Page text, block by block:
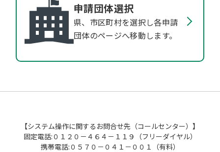
申請団体選択
県、市区町村を選択し各申請
団体のページへ移動します。
【システム操作に関するお問合せ先（コールセンター）】
固定電話:０１２０－４６４－１１９（フリーダイヤル）
携帯電話:０５７０－０４１－００１（有料）